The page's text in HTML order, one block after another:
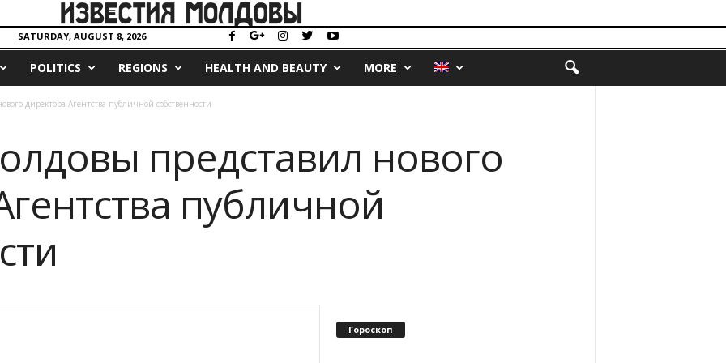
SATURDAY, AUGUST 8, 2026
POLITICS REGIONS HEALTH AND BEAUTY MORE
директора Агентства публичной собственности
представил нового
публичной
Гороскоп